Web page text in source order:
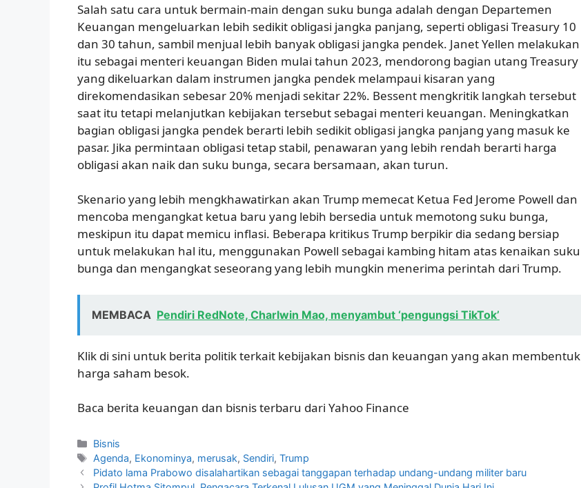
Salah satu cara untuk bermain-main dengan suku bunga adalah dengan Departemen
Keuangan mengeluarkan lebih sedikit obligasi jangka panjang, seperti obligasi Treasury 10
dan 30 tahun, sambil menjual lebih banyak obligasi jangka pendek. Janet Yellen melakukan
itu sebagai menteri keuangan Biden mulai tahun 2023, mendorong bagian utang Treasury
yang dikeluarkan dalam instrumen jangka pendek melampaui kisaran yang
direkomendasikan sebesar 20% menjadi sekitar 22%. Bessent mengkritik langkah tersebut
saat itu tetapi melanjutkan kebijakan tersebut sebagai menteri keuangan. Meningkatkan
bagian obligasi jangka pendek berarti lebih sedikit obligasi jangka panjang yang masuk ke
pasar. Jika permintaan obligasi tetap stabil, penawaran yang lebih rendah berarti harga
obligasi akan naik dan suku bunga, secara bersamaan, akan turun.
Skenario yang lebih mengkhawatirkan akan Trump memecat Ketua Fed Jerome Powell dan
mencoba mengangkat ketua baru yang lebih bersedia untuk memotong suku bunga,
meskipun itu dapat memicu inflasi. Beberapa kritikus Trump berpikir dia sedang bersiap
untuk melakukan hal itu, menggunakan Powell sebagai kambing hitam atas kenaikan suku
bunga dan mengangkat seseorang yang lebih mungkin menerima perintah dari Trump.
MEMBACA Pendiri RedNote, Charlwin Mao, menyambut ‘pengungsi TikTok’
Klik di sini untuk berita politik terkait kebijakan bisnis dan keuangan yang akan membentuk
harga saham besok.
Baca berita keuangan dan bisnis terbaru dari Yahoo Finance
Kategori
Bisnis
Tag
Agenda, Ekonominya, merusak, Sendiri,Trump
Pidato lama Prabowo disalahartikan sebagai tanggapan terhadap undang-undang militer baru